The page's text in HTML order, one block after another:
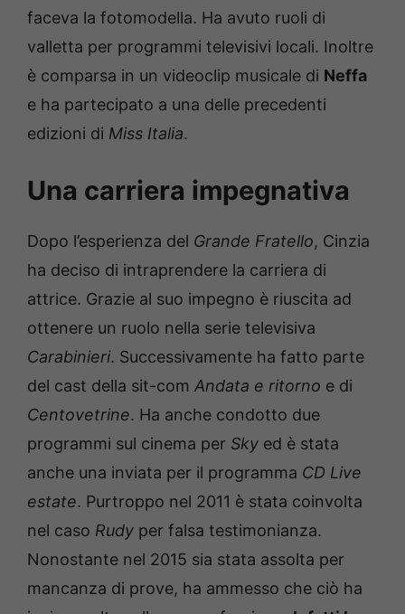
faceva la fotomodella. Ha avuto ruoli di
valletta per programmi televisivi locali. Inoltre
è comparsa in un videoclip musicale di Neffa
e ha partecipato a una delle precedenti
edizioni di Miss Italia.
Una carriera impegnativa
Dopo l’esperienza del Grande Fratello, Cinzia
ha deciso di intraprendere la carriera di
attrice. Grazie al suo impegno è riuscita ad
ottenere un ruolo nella serie televisiva
Carabinieri. Successivamente ha fatto parte
del cast della sit-com Andata e ritorno e di
Centovetrine. Ha anche condotto due
programmi sul cinema per Sky ed è stata
anche una inviata per il programma CD Live
estate. Purtroppo nel 2011 è stata coinvolta
nel caso Rudy per falsa testimonianza.
Nonostante nel 2015 sia stata assolta per
mancanza di prove, ha ammesso che ciò ha